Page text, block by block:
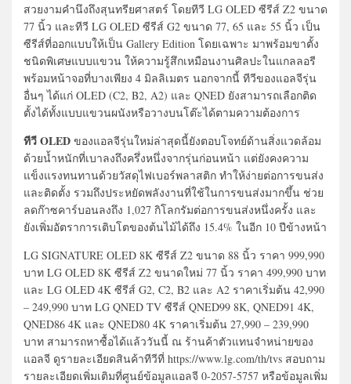
สวยงามคำนึงถึงสุนทรียศาสตร์ โดยทีวี LG OLED ซีรีส์ Z2 ขนาด
77 นิ้ว และทีวี LG OLED ซีรีส์ G2 ขนาด 77, 65 และ 55 นิ้ว เป็น
ซีรีส์ที่ออกแบบให้เป็น Gallery Edition โดยเฉพาะ มาพร้อมขาตั้ง
ชนิดพิเศษแบบแขวน ให้ความรู้สึกเหมือนงานศิลปะในแกลลอรี
พร้อมหน้าจอที่บางเพียง 4 มิลลิเมตร นอกจากนี้ ทีวีของแอลจีรุ่น
อื่นๆ ได้แก่ OLED (C2, B2, A2) และ QNED ยังสามารถเลือกติด
ตั้งได้ทั้งแบบแขวนผนังหรือวางบนโต๊ะได้ตามความต้องการ
ทีวี OLED ของแอลจีรุ่นใหม่ล่าสุดนี้ยังตอบโจทย์ด้านสิ่งแวดล้อม
ด้วยน้ำหนักที่เบาลงถึงครึ่งหนึ่งจากรุ่นก่อนหน้า แต่ยังคงความ
แข็งแรงทนทานด้วยวัสดุไฟเบอร์พลาสติก ทำให้ง่ายต่อการขนส่ง
และติดตั้ง รวมถึงประหยัดพลังงานที่ใช้ในการขนส่งมากขึ้น ช่วย
ลดก๊าซคาร์บอนลงถึง 1,027 กิโลกรัมต่อการขนส่งหนึ่งครั้ง และ
ยังเพิ่มอัตราการเติบโตของต้นไม้ได้ถึง 15.4% ในอีก 10 ปีข้างหน้า
LG SIGNATURE OLED 8K ซีรีส์ Z2 ขนาด 88 นิ้ว ราคา 999,990
บาท LG OLED 8K ซีรีส์ Z2 ขนาดใหม่ 77 นิ้ว ราคา 499,990 บาท
และ LG OLED 4K ซีรีส์ G2, C2, B2 และ A2 ราคาเริ่มต้น 42,990
– 249,990 บาท LG QNED TV ซีรีส์ QNED99 8K, QNED91 4K,
QNED86 4K และ QNED80 4K ราคาเริ่มต้น 27,990 – 239,990
บาท สามารถหาซื้อได้แล้ววันนี้ ณ ร้านค้าตัวแทนจำหน่ายของ
แอลจี ดูรายละเอียดสินค้าทีวีที่ https://www.lg.com/th/tvs สอบถาม
รายละเอียดเพิ่มเติมที่ศูนย์ข้อมูลแอลจี 0-2057-5757 หรือข้อมูลเพิ่ม